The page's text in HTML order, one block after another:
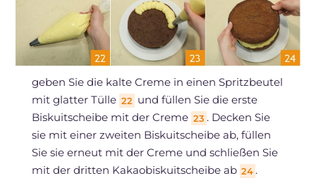
geben Sie die kalte Creme in einen Spritzbeutel
mit glatter Tülle 22 und füllen Sie die erste
Biskuitscheibe mit der Creme 23 . Decken Sie
sie mit einer zweiten Biskuitscheibe ab, füllen
Sie sie erneut mit der Creme und schließen Sie
mit der dritten Kakaobiskuitscheibe ab 24 .